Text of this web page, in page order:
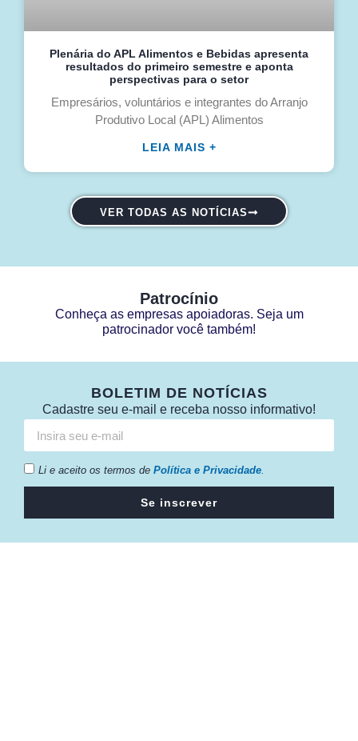
Plenária do APL Alimentos e Bebidas apresenta
resultados do primeiro semestre e aponta
perspectivas para o setor
Empresários, voluntários e integrantes do Arranjo
Produtivo Local (APL) Alimentos
LEIA MAIS +
VER TODAS AS NOTÍCIAS
Patrocínio
Conheça as empresas apoiadoras. Seja um
patrocinador você também!
BOLETIM DE NOTÍCIAS
Cadastre seu e-mail e receba nosso informativo!
Li e aceito os termos de Política e Privacidade.
Se inscrever